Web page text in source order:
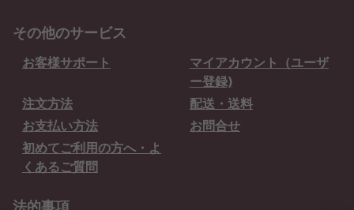
その他のサービス
お客様サポート
マイアカウント（ユーザ
ー登録)
注文方法
配送・送料
お支払い方法
お問合せ
初めてご利用の方へ・よ
くあるご質問